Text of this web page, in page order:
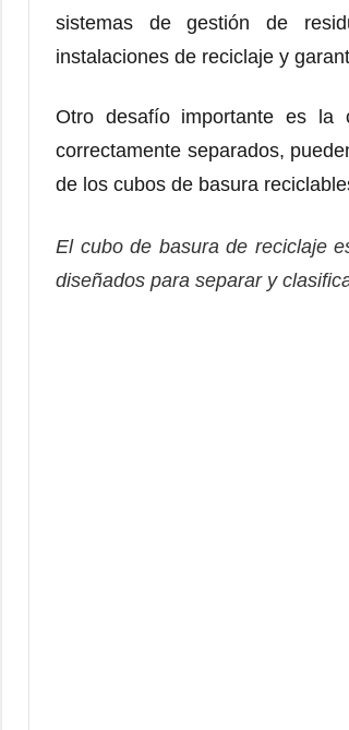
sistemas de gestión de
instalaciones de reciclaje y
Otro desafío importante es la
correctamente separados,
de los cubos de basura
El cubo de basura de reciclaje
diseñados para separar y